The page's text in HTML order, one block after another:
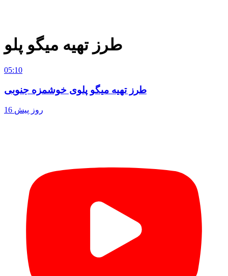
طرز تهیه میگو پلو
05:10
طرز تهیه میگو پلوی خوشمزه جنوبی
16 روز پیش